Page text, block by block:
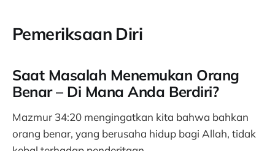
Pemeriksaan Diri
Saat Masalah Menemukan Orang
Benar – Di Mana Anda Berdiri?
Mazmur 34:20 mengingatkan kita bahwa bahkan
orang benar, yang berusaha hidup bagi Allah, tidak